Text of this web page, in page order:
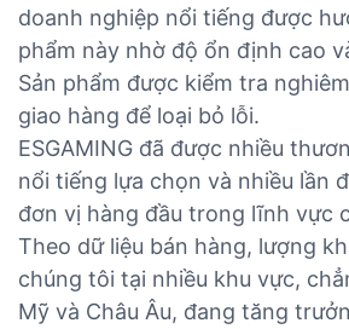
doanh nghiệp nổi tiếng được
phẩm này nhờ độ ổn định cao
Sản phẩm được kiểm tra
giao hàng để loại bỏ lỗi.
ESGAMING đã được nhiều
nổi tiếng lựa chọn và nhiều lần
đơn vị hàng đầu trong lĩnh vực
Theo dữ liệu bán hàng, lượng
chúng tôi tại nhiều khu vực,
Mỹ và Châu Âu, đang tăng